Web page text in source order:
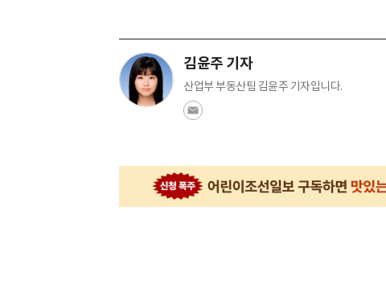
김윤주 기자
산업부 부동산팀 김윤주 기자입니다.